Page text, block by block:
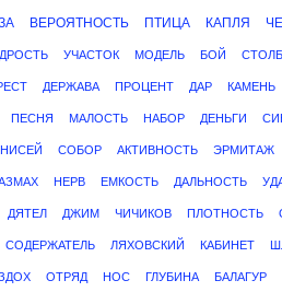
ВЕРОЯТНОСТЬ ПТИЦА КАПЛЯ
УЧАСТОК МОДЕЛЬ БОЙ
ДЕРЖАВА ПРОЦЕНТ ДАР КАМЕНЬ
ПЕСНЯ МАЛОСТЬ НАБОР ДЕНЬГИ
СОБОР АКТИВНОСТЬ ЭРМИТАЖ
НЕРВ ЕМКОСТЬ ДАЛЬНОСТЬ
ДЯТЕЛ ДЖИМ ЧИЧИКОВ ПЛОТНОСТЬ
СОДЕРЖАТЕЛЬ ЛЯХОВСКИЙ КАБИНЕТ
ОТРЯД НОС ГЛУБИНА БАЛАГУР